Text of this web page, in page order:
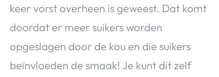
keer vorst overheen is geweest. Dat komt
doordat er meer suikers worden
opgeslagen door de kou en die suikers
beïnvloeden de smaak! Je kunt dit zelf